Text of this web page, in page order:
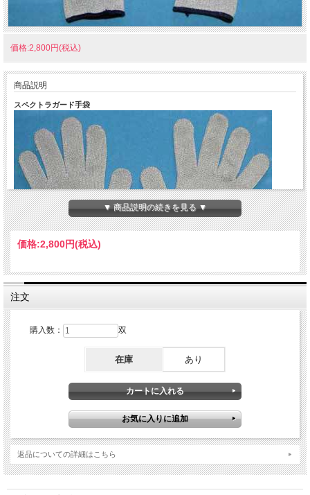
価格:2,800円(税込)
商品説明
スペクトラガード手袋
米国ハニウェル社が開発した、防刃に優れた効果を持つスペクトラ繊維を使用
切断強さ：ウェール 48.4N 日本化学繊維検査協会
▼ 商品説明の続きを見る ▼
価格:2,800円(税込)
注文
購入数： 双
在庫 あり
返品についての詳細はこちら